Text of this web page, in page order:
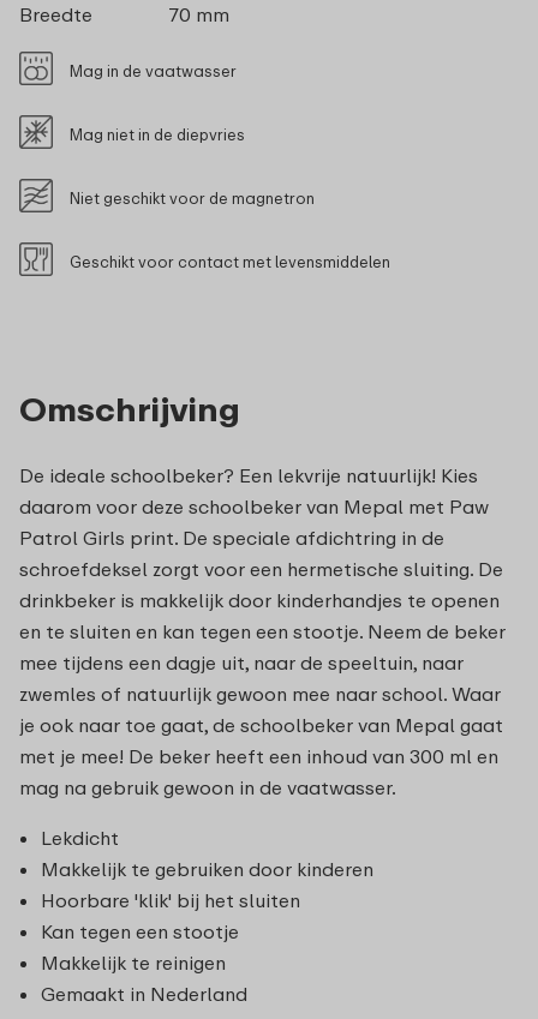
Omschrijving
De ideale schoolbeker? Een lekvrije natuurlijk! Kies
daarom voor deze schoolbeker van Mepal met Paw
Patrol Girls print. De speciale afdichtring in de
schroefdeksel zorgt voor een hermetische sluiting. De
drinkbeker is makkelijk door kinderhandjes te openen
en te sluiten en kan tegen een stootje. Neem de beker
mee tijdens een dagje uit, naar de speeltuin, naar
zwemles of natuurlijk gewoon mee naar school. Waar
je ook naar toe gaat, de schoolbeker van Mepal gaat
met je mee! De beker heeft een inhoud van 300 ml en
mag na gebruik gewoon in de vaatwasser.
Lekdicht
Makkelijk te gebruiken door kinderen
Hoorbare 'klik' bij het sluiten
Kan tegen een stootje
Makkelijk te reinigen
Gemaakt in Nederland
Breedte
70 mm
Mag in de vaatwasser
Mag niet in de diepvries
Niet geschikt voor de magnetron
Geschikt voor contact met levensmiddelen